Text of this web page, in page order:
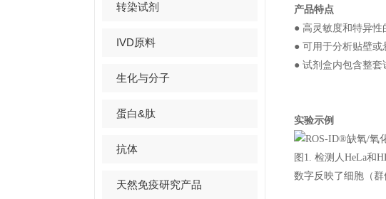
转染试剂
IVD原料
生化与分子
蛋白&肽
抗体
天然免疫研究产品
产品特点
● 高灵敏度和特异
● 可用于分析贴壁或
● 试剂盒内包含整套
实验示例
图1. 检测人HeLa和
数字反映了细胞（